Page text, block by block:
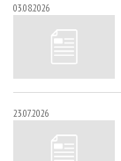
03.08.2026
23.07.2026